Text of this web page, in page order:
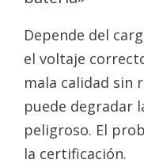
Depende del
el voltaje
mala calidad sin
puede degradar
peligroso. El
la certificación.